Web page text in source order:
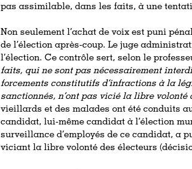
pas assimilable, dans les faits, à une
Non seulement l’achat de voix est puni
de l’élection après-coup. Le juge
l’élection. Ce contrôle sert, selon le
faits, qui ne sont pas nécessairement
forcements constitutifs d’infractions à la
sanctionnés, n’ont pas vicié la libre volonté
vieillards et des malades ont été conduits
candidat, lui-même candidat à l’élection
surveillance d’employés de ce candidat, a
viciant la libre volonté des électeurs